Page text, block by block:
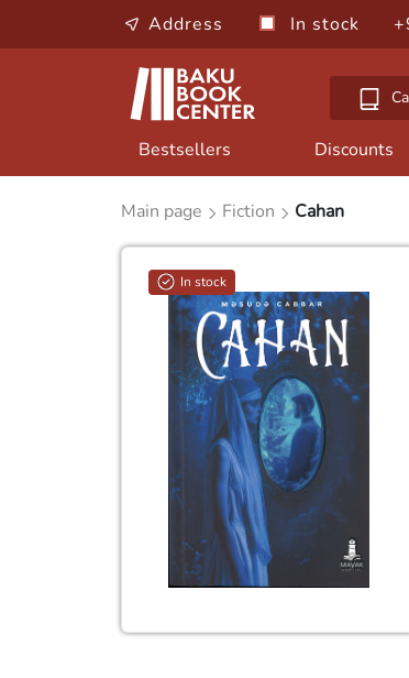
Address In stock
Bestsellers Discounts
Main page Fiction Cahan
In stock